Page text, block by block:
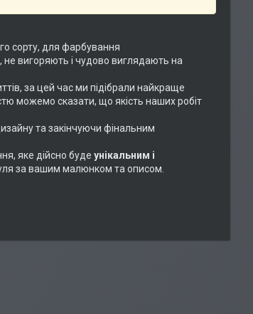
сорту, для фарбування
не вигоряють і чудово виглядають на
за цей час ми підібрали найкраще
можемо сказати, що якість наших робіт
та закінчуючи фінальним
яке дійсно буде унікальним і
за вашим малюнком та описом.